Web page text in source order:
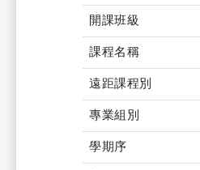
開課班級
課程名稱
遠距課程別
專業組別
學期序